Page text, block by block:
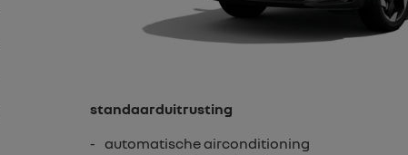
standaarduitrusting
automatische airconditioning